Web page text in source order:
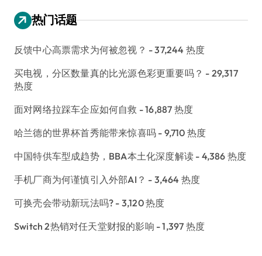
热门话题
反馈中心高票需求为何被忽视？ - 37,244 热度
买电视，分区数量真的比光源色彩更重要吗？ - 29,317
热度
面对网络拉踩车企应如何自救 - 16,887 热度
哈兰德的世界杯首秀能带来惊喜吗 - 9,710 热度
中国特供车型成趋势，BBA本土化深度解读 - 4,386 热度
手机厂商为何谨慎引入外部AI？ - 3,464 热度
可换壳会带动新玩法吗? - 3,120 热度
Switch 2热销对任天堂财报的影响 - 1,397 热度